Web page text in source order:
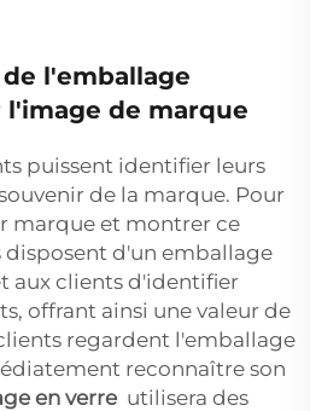
l'emballage
de marque
puissent identifier leurs
de la marque. Pour
marque et montrer ce
disposent d'un emballage
aux clients d'identifier
offrant ainsi une valeur de
regardent l'emballage
reconnaître son
en verre utilisera des